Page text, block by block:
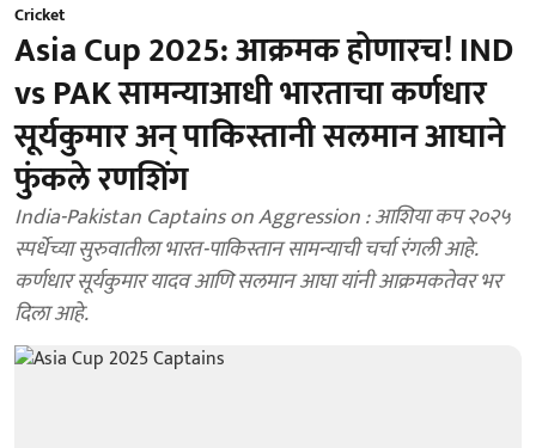
Cricket
Asia Cup 2025: आक्रमक होणारच! IND
vs PAK सामन्याआधी भारताचा कर्णधार
सूर्यकुमार अन् पाकिस्तानी सलमान आघाने
फुंकले रणशिंग
India-Pakistan Captains on Aggression : आशिया कप २०२५
स्पर्धेच्या सुरुवातीला भारत-पाकिस्तान सामन्याची चर्चा रंगली आहे.
कर्णधार सूर्यकुमार यादव आणि सलमान आघा यांनी आक्रमकतेवर भर
दिला आहे.